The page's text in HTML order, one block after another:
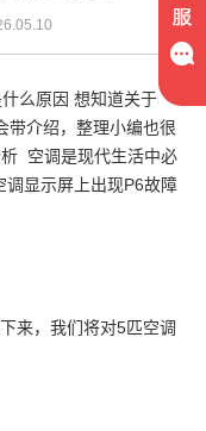
么原因 想知道关于5匹
带介绍，整理小编也很
空调是现代生活中必
调显示屏上出现P6故障
来，我们将对5匹空调